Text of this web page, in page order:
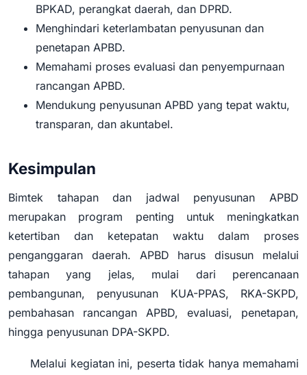
BPKAD, perangkat daerah, dan DPRD.
Menghindari keterlambatan penyusunan dan
penetapan APBD.
Memahami proses evaluasi dan penyempurnaan
rancangan APBD.
Mendukung penyusunan APBD yang tepat waktu,
transparan, dan akuntabel.
Kesimpulan
Bimtek tahapan dan jadwal penyusunan APBD
merupakan program penting untuk meningkatkan
ketertiban dan ketepatan waktu dalam proses
penganggaran daerah. APBD harus disusun melalui
tahapan yang jelas, mulai dari perencanaan
pembangunan, penyusunan KUA-PPAS, RKA-SKPD,
pembahasan rancangan APBD, evaluasi, penetapan,
hingga penyusunan DPA-SKPD.
Melalui kegiatan ini, peserta tidak hanya memahami